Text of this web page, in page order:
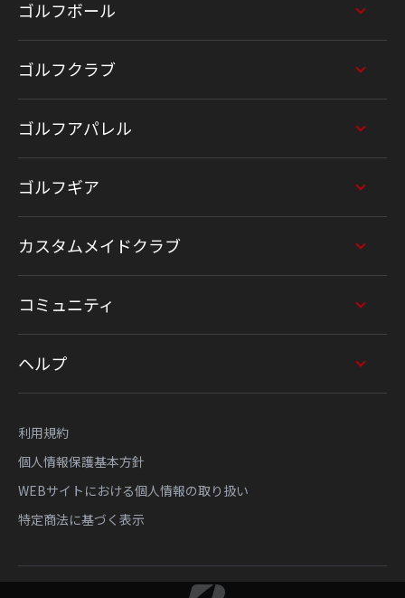
ゴルフボール
ゴルフクラブ
ゴルフアパレル
ゴルフギア
カスタムメイドクラブ
コミュニティ
ヘルプ
利用規約
個人情報保護基本方針
WEBサイトにおける個人情報の取り扱い
特定商法に基づく表示